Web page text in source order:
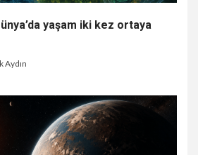
yaşam iki kez ortaya
Aydın